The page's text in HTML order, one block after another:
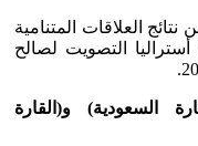
العلاقات المتنامية
أستراليا التصويت لصالح
السعودية) و(القارة